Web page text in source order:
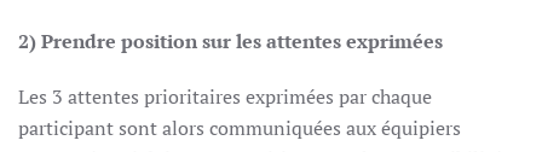
2) Prendre position sur les attentes exprimées
Les 3 attentes prioritaires exprimées par chaque
participant sont alors communiquées aux équipiers